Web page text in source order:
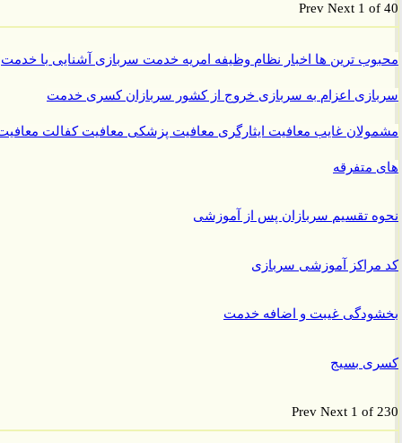
PrevNext 1
ترین هااخبار نظام وظیفهامریهخدمت سربازیآشنایی با خدمت
اعزام به سربازیخروج از کشور سربازانکسری خدمت
غایبمعافیت ایثارگریمعافیت پزشکیمعافیت کفالتمعافیت
متفرقه
تقسیم سربازان پس از آموزشی
آموزشی سربازی
غیبت و اضافه خدمت
بسیج
PrevNext 1 of